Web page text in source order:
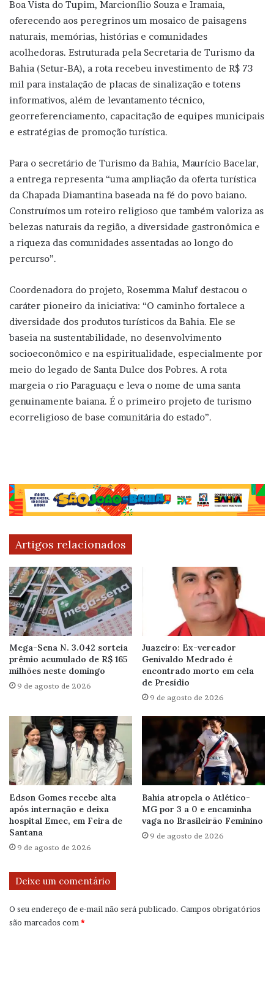
Boa Vista do Tupim, Marcionílio Souza e Iramaia,
oferecendo aos peregrinos um mosaico de paisagens
naturais, memórias, histórias e comunidades
acolhedoras. Estruturada pela Secretaria de Turismo da
Bahia (Setur-BA), a rota recebeu investimento de R$ 73
mil para instalação de placas de sinalização e totens
informativos, além de levantamento técnico,
georreferenciamento, capacitação de equipes municipais
e estratégias de promoção turística.
Para o secretário de Turismo da Bahia, Maurício Bacelar,
a entrega representa “uma ampliação da oferta turística
da Chapada Diamantina baseada na fé do povo baiano.
Construímos um roteiro religioso que também valoriza as
belezas naturais da região, a diversidade gastronômica e
a riqueza das comunidades assentadas ao longo do
percurso”.
Coordenadora do projeto, Rosemma Maluf destacou o
caráter pioneiro da iniciativa: “O caminho fortalece a
diversidade dos produtos turísticos da Bahia. Ele se
baseia na sustentabilidade, no desenvolvimento
socioeconômico e na espiritualidade, especialmente por
meio do legado de Santa Dulce dos Pobres. A rota
margeia o rio Paraguaçu e leva o nome de uma santa
genuinamente baiana. É o primeiro projeto de turismo
ecorreligioso de base comunitária do estado”.
Artigos relacionados
Mega-Sena N. 3.042 sorteia
prêmio acumulado de R$ 165
milhões neste domingo
9 de agosto de 2026
Juazeiro: Ex-vereador
Genivaldo Medrado é
encontrado morto em cela
de Presídio
9 de agosto de 2026
Edson Gomes recebe alta
após internação e deixa
hospital Emec, em Feira de
Santana
9 de agosto de 2026
Bahia atropela o Atlético-
MG por 3 a 0 e encaminha
vaga no Brasileirão Feminino
9 de agosto de 2026
Deixe um comentário
O seu endereço de e-mail não será publicado. Campos obrigatórios
são marcados com *